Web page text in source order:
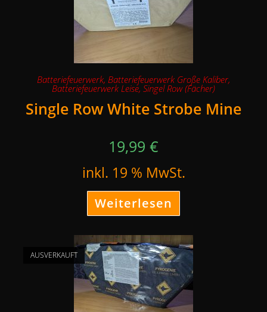
Batteriefeuerwerk, Batteriefeuerwerk Große Kaliber,
Batteriefeuerwerk Leise, Singel Row (Fächer)
Single Row White Strobe Mine
19,99 €
inkl. 19 % MwSt.
Weiterlesen
AUSVERKAUFT